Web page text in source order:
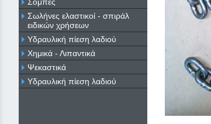
Σωλήνες ελαστικοί - σπιράλ
ειδικών χρήσεων
Υδραυλική πίεση λαδιού
Χημικά - Λιπαντικά
Ψεκαστικά
Υδραυλική πίεση λαδιού